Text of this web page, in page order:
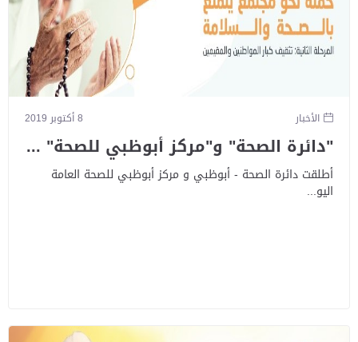
الأخبار 8 أكتوبر 2019
"دائرة الصحة" و"مركز أبوظبي للصحة" ...
أطلقت دائرة الصحة - أبوظبي و مركز أبوظبي للصحة العامة
اليو...